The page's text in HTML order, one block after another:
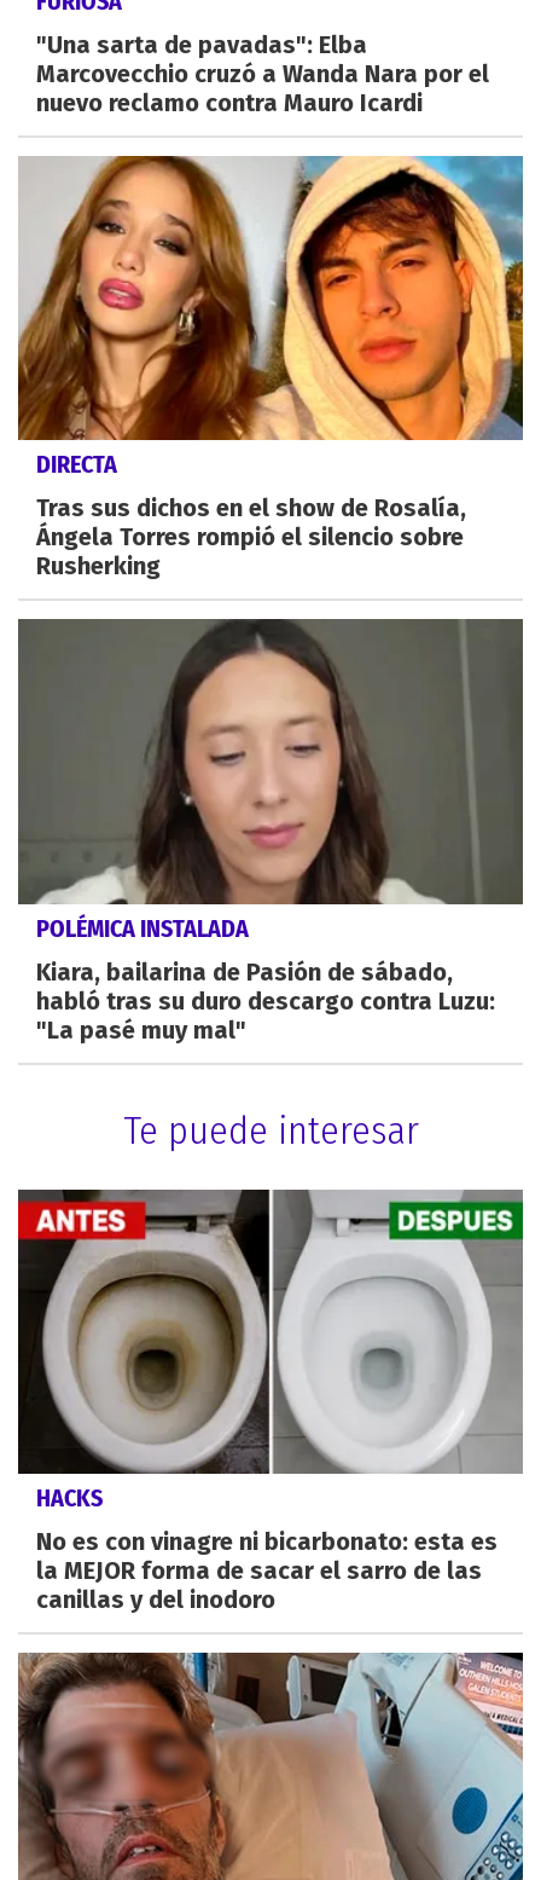
"Una sarta de pavadas": Elba
Marcovecchio cruzó a Wanda Nara por el
nuevo reclamo contra Mauro Icardi
DIRECTA
Tras sus dichos en el show de Rosalía,
Ángela Torres rompió el silencio sobre
Rusherking
POLÉMICA INSTALADA
Kiara, bailarina de Pasión de sábado,
habló tras su duro descargo contra Luzu:
"La pasé muy mal"
Te puede interesar
HACKS
No es con vinagre ni bicarbonato: esta es
la MEJOR forma de sacar el sarro de las
canillas y del inodoro